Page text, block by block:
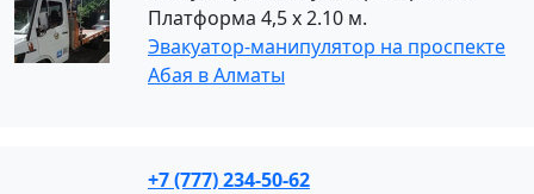
Платформа 4,5 х 2.10 м.
Эвакуатор-манипулятор на проспекте
Абая в Алматы
+7 (777) 234-50-62